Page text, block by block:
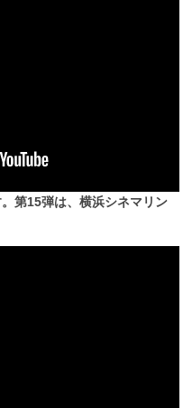
第15弾は、横浜シネマリン